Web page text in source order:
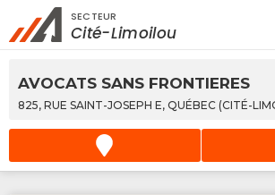
Rechercher à proximité -
Services
SECTEUR
Cité-Limoilou
AVOCATS SANS FRONTIERES
825, RUE SAINT-JOSEPH E, QUÉBEC (CITÉ-